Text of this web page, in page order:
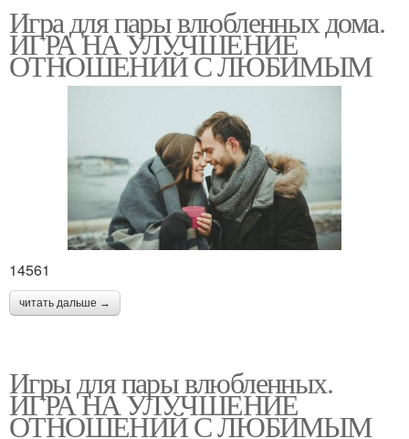
Игра для пары влюбленных дома.
ИГРА НА УЛУЧШЕНИЕ
ОТНОШЕНИЙ С ЛЮБИМЫМ
14561
читать дальше →
Игры для пары влюбленных.
ИГРА НА УЛУЧШЕНИЕ
ОТНОШЕНИЙ С ЛЮБИМЫМ